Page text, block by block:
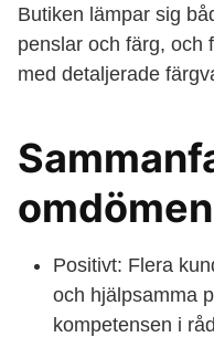
Butiken lämpar sig
penslar och färg, och
med detaljerade
omdömen
Positivt: Flera
och hjälpsamma
kompetensen i